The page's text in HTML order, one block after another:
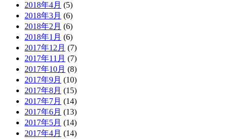
2018年4月 (5)
2018年3月 (6)
2018年2月 (6)
2018年1月 (6)
2017年12月 (7)
2017年11月 (7)
2017年10月 (8)
2017年9月 (10)
2017年8月 (15)
2017年7月 (14)
2017年6月 (13)
2017年5月 (14)
2017年4月 (14)